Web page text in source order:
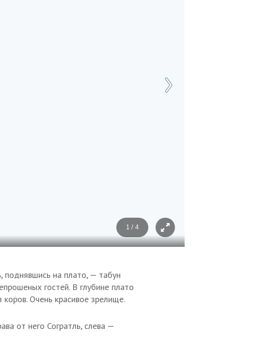
1 / 4
поднявшись на плато, — табун
гостей. В глубине плато
Очень красивое зрелище.
от него Согратль, слева —